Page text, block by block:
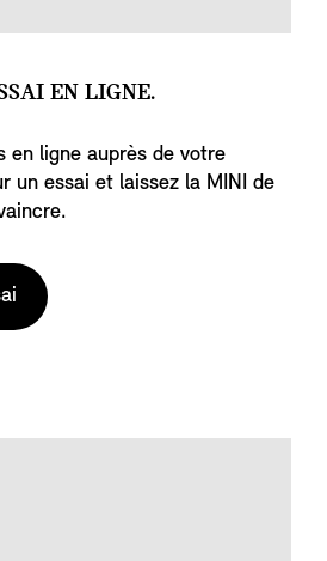
EN LIGNE.
en ligne auprès de votre
un essai et laissez la MINI de